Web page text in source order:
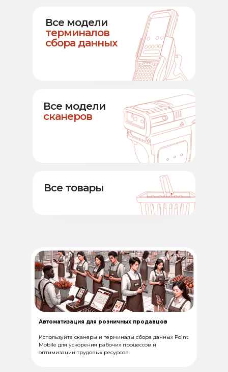
Все товары
Все модели
сканеров
Все модели
терминалов
сбора данных
Автоматизация для розничных продавцов
Используйте сканеры и терминалы сбора данных Point
Mobile для ускорения рабочих процессов и
оптимизации трудовых ресурсов.